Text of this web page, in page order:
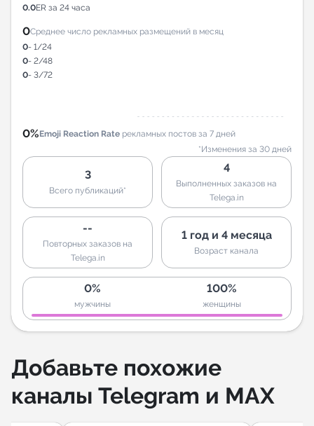
0.0ER за 24 часа
0Среднее число рекламных размещений в месяц
0- 1/24
0- 2/48
0- 3/72
0%Emoji Reaction Rate рекламных постов за 7 дней
*Изменения за 30 дней
3
Всего публикаций*
4
Выполненных заказов на
Telega.in
--
Повторных заказов на
Telega.in
1 год и 4 месяца
Возраст канала
0%
мужчины
100%
женщины
Добавьте похожие
каналы Telegram и MAX